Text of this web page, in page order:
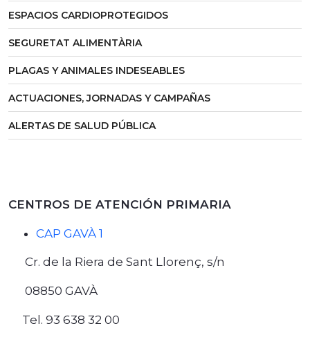
ESPACIOS CARDIOPROTEGIDOS
SEGURETAT ALIMENTÀRIA
PLAGAS Y ANIMALES INDESEABLES
ACTUACIONES, JORNADAS Y CAMPAÑAS
ALERTAS DE SALUD PÚBLICA
CENTROS DE ATENCIÓN PRIMARIA
CAP GAVÀ 1
Cr. de la Riera de Sant Llorenç, s/n
08850 GAVÀ
Tel. 93 638 32 00